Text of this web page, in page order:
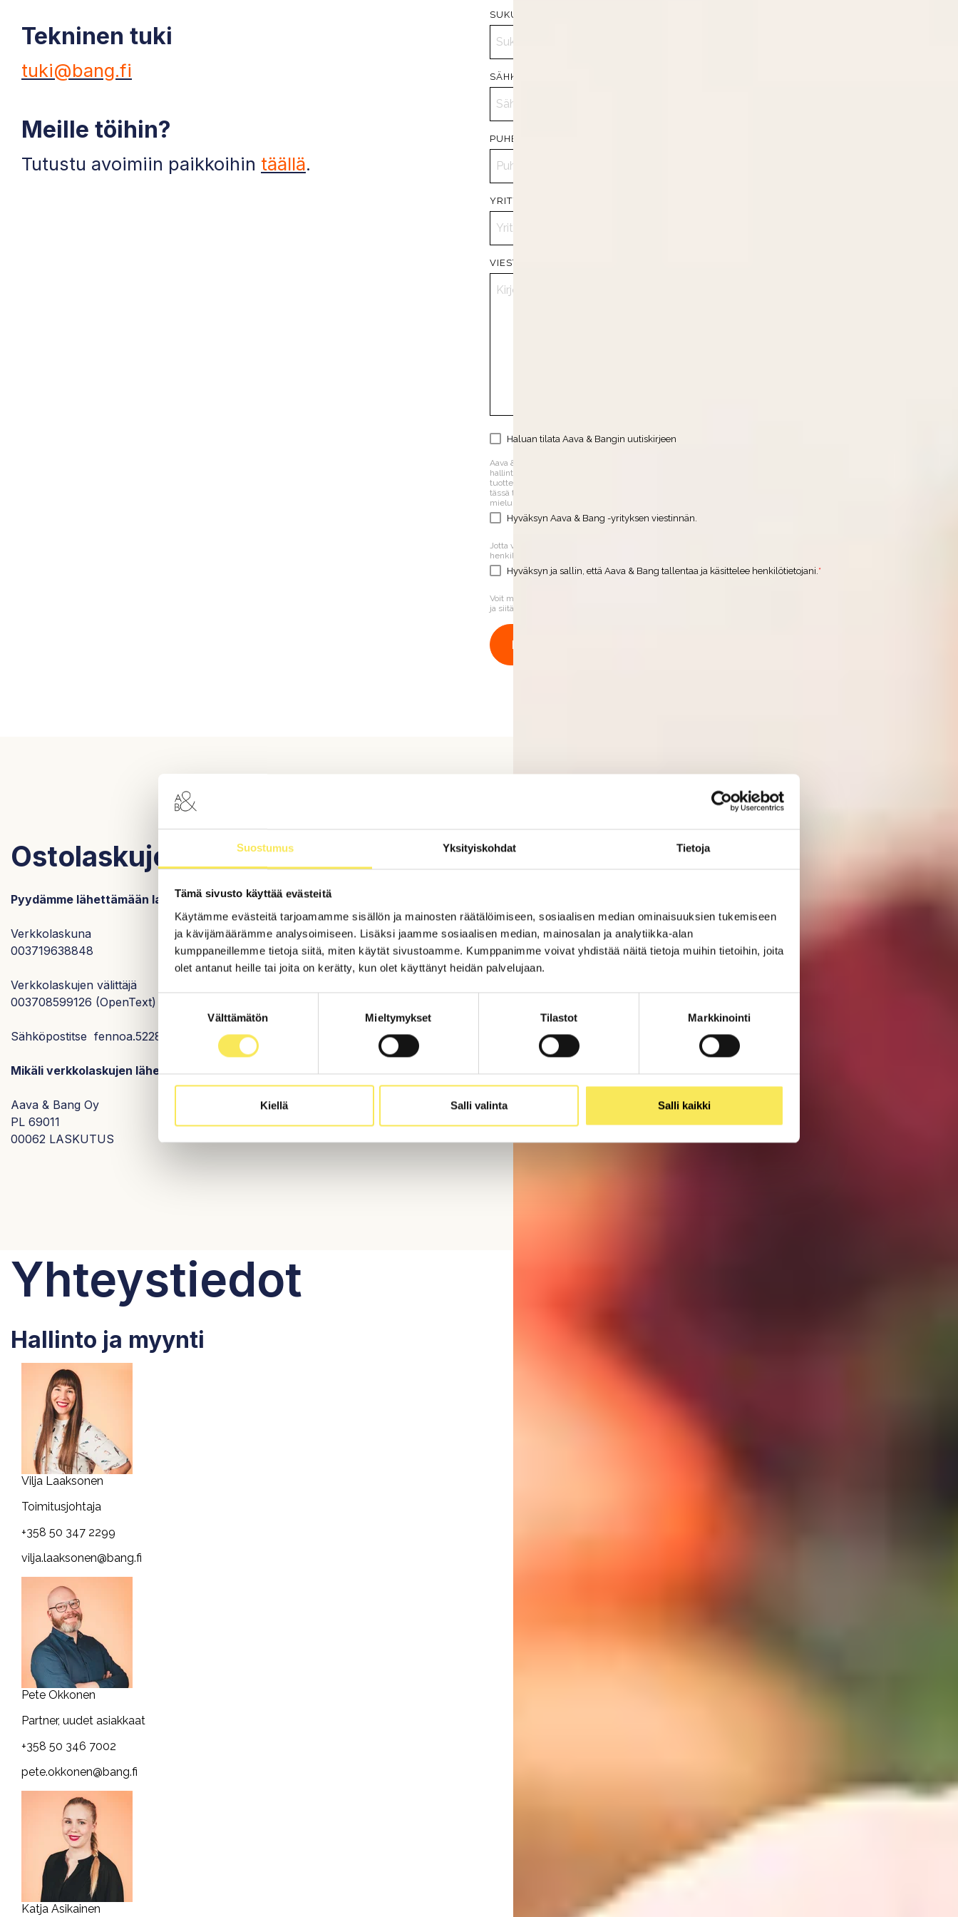
Suostumus Yksityiskohdat Tietoja
Tämä sivusto käyttää evästeitä
Käytämme evästeitä tarjoamamme sisällön ja mainosten räätälöimiseen, sosiaalisen median ominaisuuksien tukemiseen
ja kävijämäärämme analysoimiseen. Lisäksi jaamme sosiaalisen median, mainosalan ja analytiikka-alan
kumppaneillemme tietoja siitä, miten käytät sivustoamme. Kumppanimme voivat yhdistää näitä tietoja muihin tietoihin, joita
olet antanut heille tai joita on kerätty, kun olet käyttänyt heidän palvelujaan.
Välttämätön Mieltymykset Tilastot Markkinointi
Kiellä Salli valinta Salli kaikki
Tekninen tuki
tuki@bang.fi
Meille töihin?
Tutustu avoimiin paikkoihin täällä.
SUKUNIMI
SÄHKÖPOSTI
PUHELINNUMERO
YRITYS, JOTA EDUSTAT
VIESTISI MEILLE
Haluan tilata Aava & Bangin uutiskirjeen
Aava & Bang on sitoutunut suojelemaan ja kunnioittamaan yksityisyyttäsi, ja käytämme henkilötietojasi tilisi
hallintaan ja tilaamiesi palveluiden ja tuotteiden tuottamiseen. Välillä haluamme ottaa yhteyttä sinuun käyttämiäsi
tuotteita ja palveluita sekä muita sinua kiinnostavia aiheita koskien. Jos annat meille luvan ottaa sinuun yhteyttä
tässä tarkoituksessa, valitse alla olevista vaihtoehdoista haluamasi yhteydenottomuoto laittamalla rasti sinulle
mieluisen vaihtoehdon kohdalle.
Hyväksyn Aava & Bang -yrityksen viestinnän.
Jotta voimme tarjota sinulle tilaamaasi sisältöä, meidän on voitava tallentaa ja käsitellä henkilötietojasi. Jos hyväksyt
henkilötietojesi tallentamisen, valitse alla oleva valintaruutu.
Hyväksyn ja sallin, että Aava & Bang tallentaa ja käsittelee henkilötietojani.*
Voit milloin tahansa perua kyseiset viestintäasetukset. Lisätietoa tilauksen peruuttamisesta, tietosuojakäytännöistä
ja siitä, miten olemme sitoutuneet suojelemaan ja kunnioittamaan yksityisyyttäsi, saat tietosuojakäytännöstämme.
Ostolaskujen vastaanotto
Pyydämme lähettämään laskut ensisijaisesti sähköisinä verkkolaskuina.
Verkkolaskuna
003719638848
Verkkolaskujen välittäjä
003708599126 (OpenText)
Sähköpostitse fennoa.522862@erin.posti.com
Mikäli verkkolaskujen lähettäminen ei onnistu, toimitattehan laskun
Aava & Bang Oy
PL 69011
00062 LASKUTUS
Yhteystiedot
Hallinto ja myynti
Vilja Laaksonen
Toimitusjohtaja
+358 50 347 2299
vilja.laaksonen@bang.fi
Pete Okkonen
Partner, uudet asiakkaat
+358 50 346 7002
pete.okkonen@bang.fi
Katja Asikainen